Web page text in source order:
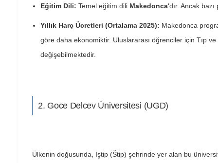
Eğitim Dili: Temel eğitim dili Makedonca‘dır. Ancak
Yıllık Harç Ücretleri (Ortalama 2025): Makedonca
göre daha ekonomiktir. Uluslararası öğrenciler için Tıp
değişebilmektedir.
2. Goce Delcev Üniversitesi (UGD)
Ülkenin doğusunda, İştip (Štip) şehrinde yer alan bu